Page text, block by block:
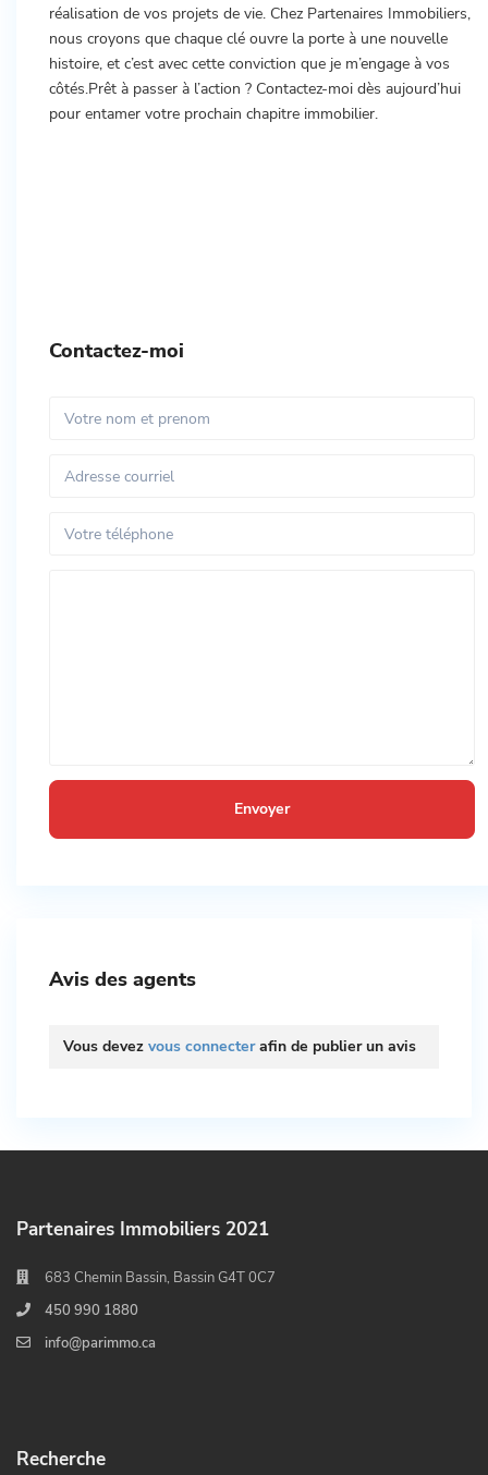
réalisation de vos projets de vie. Chez Partenaires Immobiliers,
nous croyons que chaque clé ouvre la porte à une nouvelle
histoire, et c’est avec cette conviction que je m’engage à vos
côtés.Prêt à passer à l’action ? Contactez-moi dès aujourd’hui
pour entamer votre prochain chapitre immobilier.
Contactez-moi
Avis des agents
Vous devez vous connecterafin de publier un avis
Partenaires Immobiliers 2021
683 Chemin Bassin, Bassin G4T 0C7
450 990 1880
info@parimmo.ca
Recherche